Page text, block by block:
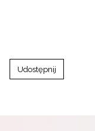
Udostępnij